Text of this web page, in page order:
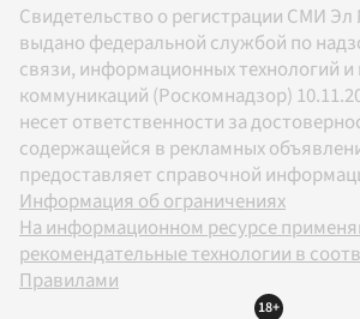
Свидетельство о регистрации СМИ
выдано федеральной службой по
связи, информационных технологий
коммуникаций (Роскомнадзор)
несет ответственности за
содержащейся в рекламных
предоставляет справочной
Информация об ограничениях
На информационном ресурсе
рекомендательные технологии в
Правилами
18+